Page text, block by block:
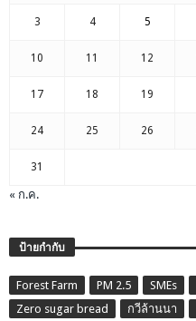
3 4 5
10 11 12
17 18 19
24 25 26
31
« ก.ค.
ป้ายกำกับ
Forest Farm PM 2.5 SMEs
Zero sugar bread
กวีล้านนา